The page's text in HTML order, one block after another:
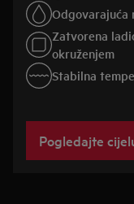
bogata okusima
odvojenim
posebne uvjete čak
namirnice.​
Odgovarajuća
Zatvorena
okruženjem
Stabilna